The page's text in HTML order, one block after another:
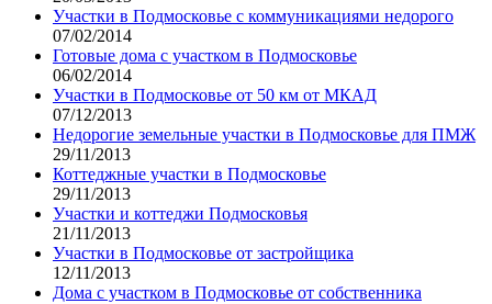
Участки в Подмосковье с коммуникациями недорого
07/02/2014
Готовые дома с участком в Подмосковье
06/02/2014
Участки в Подмосковье от 50 км от МКАД
07/12/2013
Недорогие земельные участки в Подмосковье для ПМЖ
29/11/2013
Коттеджные участки в Подмосковье
29/11/2013
Участки и коттеджи Подмосковья
21/11/2013
Участки в Подмосковье от застройщика
12/11/2013
Дома с участком в Подмосковье от собственника